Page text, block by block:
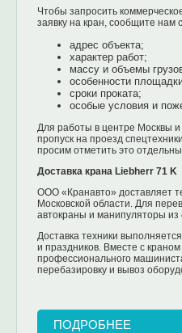
Чтобы запросить
заявку на кран, сообщите нам
адрес объекта;
характер работ;
массу и объемы
особенности
сроки проката;
особые условия и
Для работы в центре Москвы
пропуск на проезд
просим отметить это
Доставка крана Liebherr 71 K
ООО «Кранавто» доставляет
Московской области. Для
автокраны и манипуляторы из
Доставка техники
и праздников. Вместе с
профессионального
перебазировку и вывоз
ПОДРОБНЕЕ